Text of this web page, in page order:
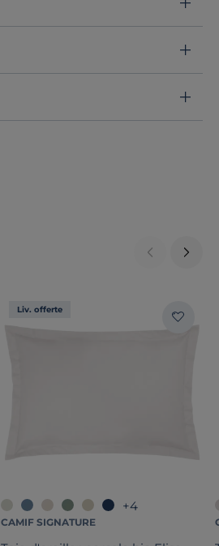
Liv. offerte
+4
CAMIF SIGNATURE